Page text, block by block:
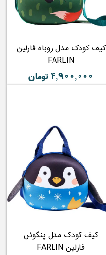
کیف کودک مدل روباه فارلین
FARLIN
۴,۹۰۰,۰۰۰ تومان
کیف کودک مدل پنگوئن
فارلین FARLIN